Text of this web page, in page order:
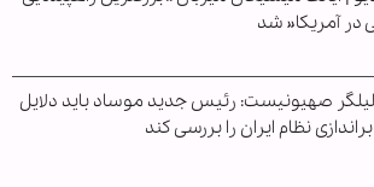
در آمریکا« شد
صهیونیست: رئیس جدید موساد باید دلایل
نظام ایران را بررسی کند